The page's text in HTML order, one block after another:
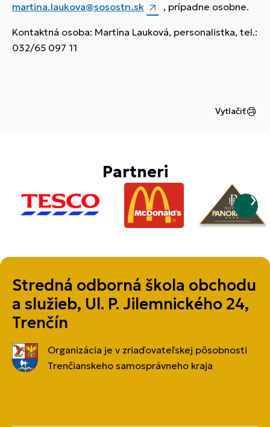
martina.laukova@sosostn.sk
, prípadne osobne.
Kontaktná osoba: Martina Lauková, personalistka, tel.:
032/65 097 11
Vytlačiť
Partneri
Stredná odborná škola obchodu
a služieb, Ul. P. Jilemnického 24,
Trenčín
Organizácia je v zriaďovateľskej pôsobnosti
Trenčianskeho samosprávneho kraja